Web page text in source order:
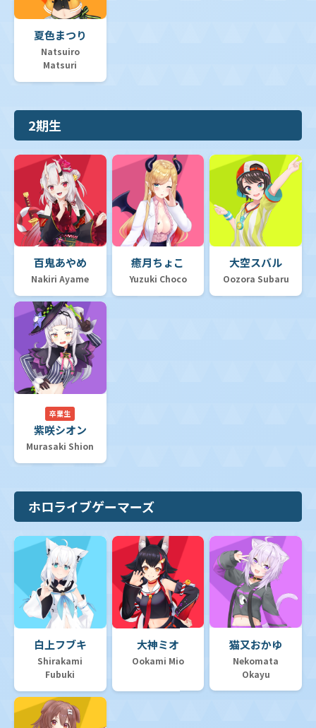
夏色まつり
Natsuiro
Matsuri
2期生
百鬼あやめ
Nakiri Ayame
癒月ちょこ
Yuzuki Choco
大空スバル
Oozora Subaru
卒業生
紫咲シオン
Murasaki Shion
ホロライブゲーマーズ
白上フブキ
Shirakami
Fubuki
大神ミオ
Ookami Mio
猫又おかゆ
Nekomata
Okayu